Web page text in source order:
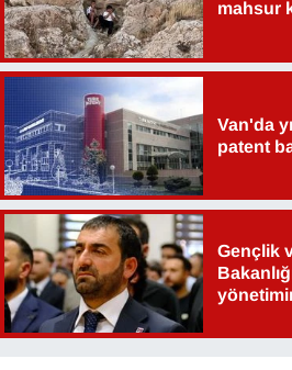
mahsur
Van'da
patent
Gençlik